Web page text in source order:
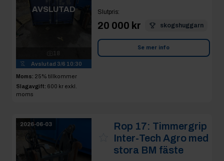
AVSLUTAD
Avslutad 3/6 10:30
Moms: 25% tillkommer
Slagavgift: 600 kr exkl.
moms
Slutpris:
20 000 kr skogshuggarn
Se mer info
2026-06-03 Rop 17: Timmergrip
Inter-Tech Agro med
stora BM fäste